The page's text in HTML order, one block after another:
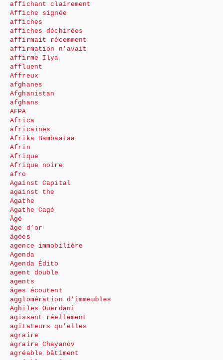
affichant clairement
Affiche signée
affiches
affiches déchirées
affirmait récemment
affirmation n’avait
affirme Ilya
affluent
Affreux
afghanes
Afghanistan
afghans
AFPA
Africa
africaines
Afrika Bambaataa
Afrin
Afrique
Afrique noire
afro
Against Capital
against the
Agathe
Agathe Cagé
Âgé
âge d’or
âgées
agence immobilière
Agenda
Agenda Édito
agent double
agents
âges écoutent
agglomération d’immeubles
Aghiles Ouerdani
agissent réellement
agitateurs qu’elles
agraire
agraire Chayanov
agréable bâtiment